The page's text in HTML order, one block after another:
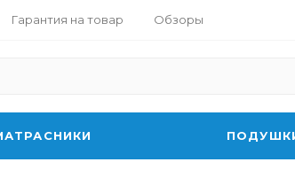
Гарантия на товар Обзоры